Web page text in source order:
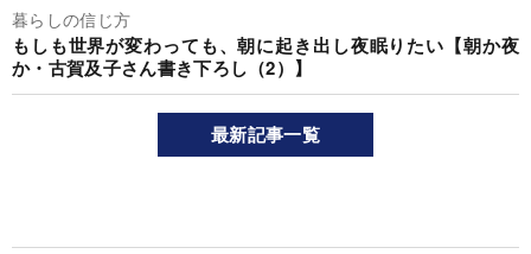
暮らしの信じ方
もしも世界が変わっても、朝に起き出し夜眠りたい【朝か夜
か・古賀及子さん書き下ろし（2）】
最新記事一覧